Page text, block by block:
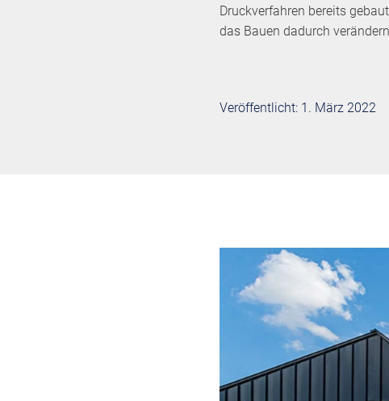
Druckverfahren bereits
das Bauen dadurch
Veröffentlicht: 1. März 2022